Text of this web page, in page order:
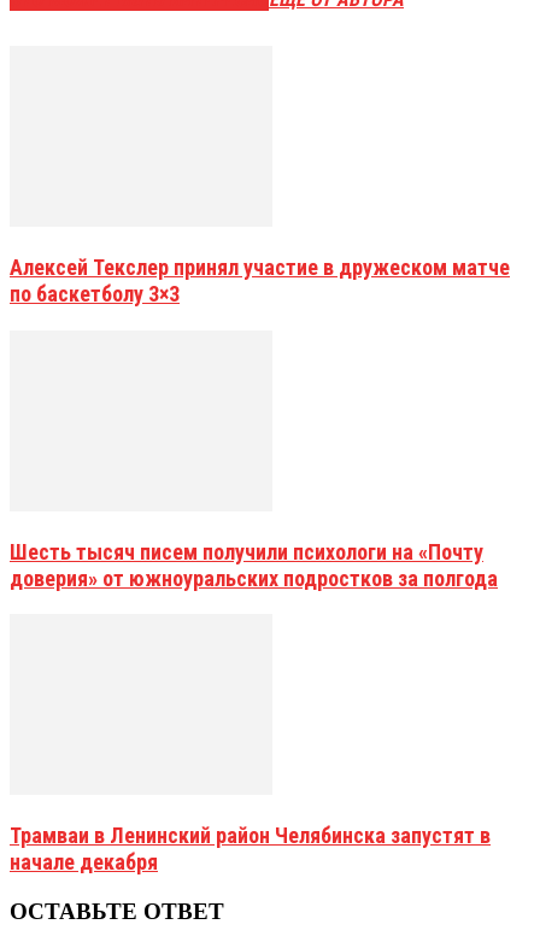
Алексей Текслер принял участие в дружеском матче
по баскетболу 3×3
Шесть тысяч писем получили психологи на «Почту
доверия» от южноуральских подростков за полгода
Трамваи в Ленинский район Челябинска запустят в
начале декабря
ОСТАВЬТЕ ОТВЕТ